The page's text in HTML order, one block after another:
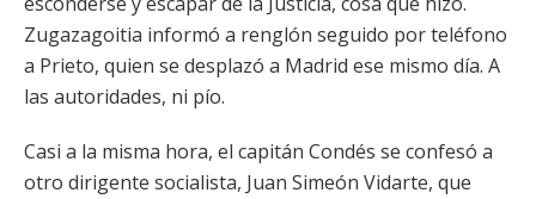
Zugazagoitia informó a renglón seguido por teléfono
a Prieto, quien se desplazó a Madrid ese mismo día. A
las autoridades, ni pío.
Casi a la misma hora, el capitán Condés se confesó a
otro dirigente socialista, Juan Simeón Vidarte, que